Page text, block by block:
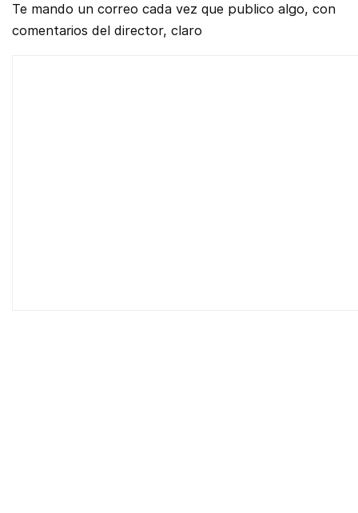
Te mando un correo cada vez que publico algo, con
comentarios del director, claro